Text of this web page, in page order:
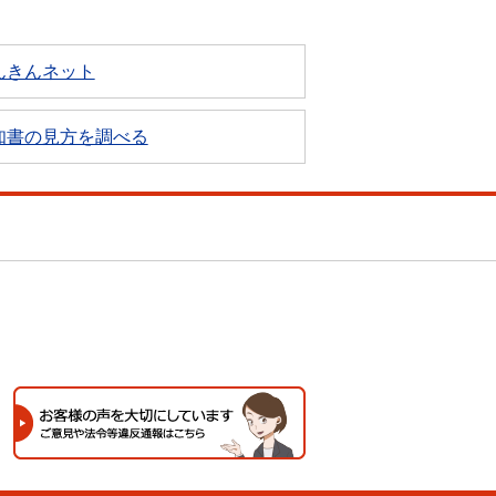
きんネット
書の見方を調べる